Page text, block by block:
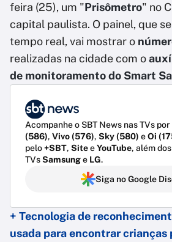
feira (25), um "Prisômetro" no
capital paulista. O painel, que
tempo real, vai mostrar o
realizadas na cidade com o
de monitoramento do Smart
Acompanhe o SBT News nas TVs
(586), Vivo (576), Sky (580) eOi
pelo+SBT, SiteeYouTube, além
TVsSamsunge LG.
Siga no Google
+ Tecnologia de
usada para encontrar crianças